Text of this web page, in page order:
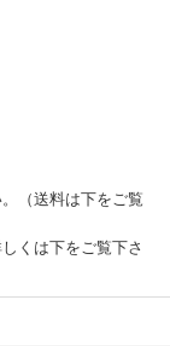
（送料は下をご覧
くは下をご覧下さ